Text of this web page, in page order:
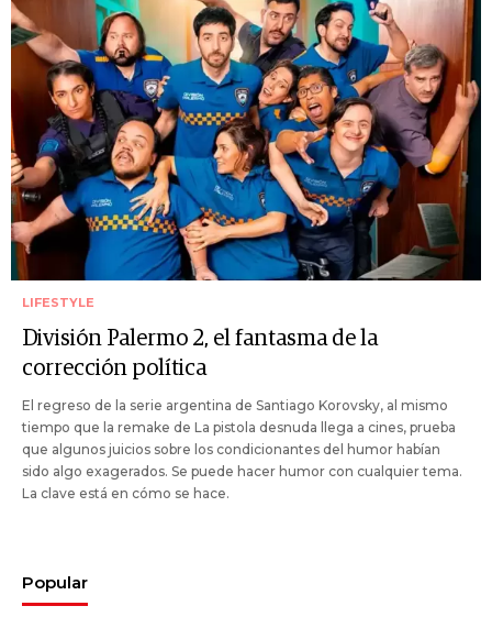
LIFESTYLE
División Palermo 2, el fantasma de la
corrección política
El regreso de la serie argentina de Santiago Korovsky, al mismo
tiempo que la remake de La pistola desnuda llega a cines, prueba
que algunos juicios sobre los condicionantes del humor habían
sido algo exagerados. Se puede hacer humor con cualquier tema.
La clave está en cómo se hace.
Popular